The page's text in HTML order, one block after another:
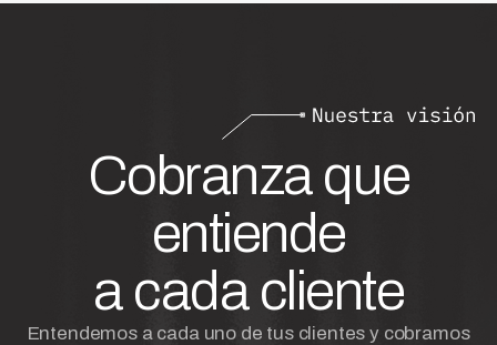
Cobranza que
entiende
a cada cliente
Entendemos a cada uno de tus clientes y cobramos